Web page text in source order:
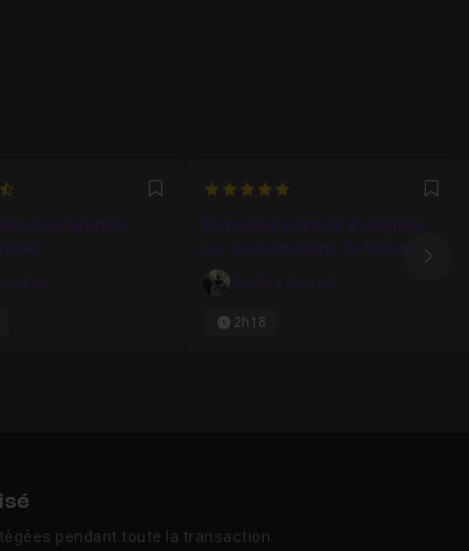
Favori
Gratuite -
5
Formation avancée & originale
sur les animations de textes
Bastien Denizot
2h18
pendant toute la transaction.